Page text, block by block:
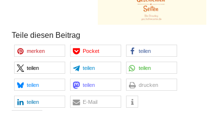
Teile diesen Beitrag
merken Pocket teilen
teilen teilen teilen
teilen teilen drucken
teilen E-Mail